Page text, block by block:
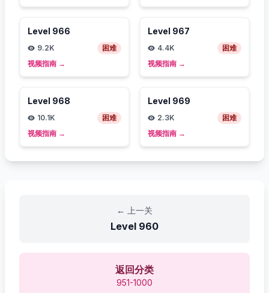
Level 966
9.2K
困难
视频指南 →
Level 967
4.4K
困难
视频指南 →
Level 968
10.1K
困难
视频指南 →
Level 969
2.3K
困难
视频指南 →
← 上一关
Level 960
返回分类
951-1000